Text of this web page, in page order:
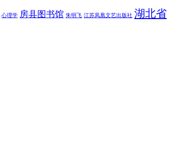
心理学 房县图书馆 朱明飞 江苏凤凰文艺出版社 湖北省